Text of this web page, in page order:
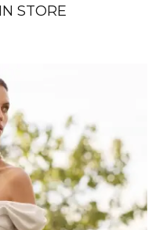
STORE